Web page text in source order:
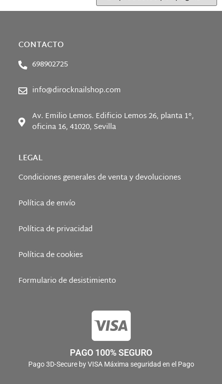
CONTACTO
698902725
info@dirocknailshop.com
Av. Emilio Lemos. Edificio Lemos 26, planta 1°,
oficina 16, 41020, Sevilla
LEGAL
Condiciones generales de venta y devoluciones
Política de envío
Política de privacidad
Política de cookies
Formulario de desistimiento
PAGO 100% SEGURO
Pago 3D-Secure by VISA Máxima seguridad en el Pago